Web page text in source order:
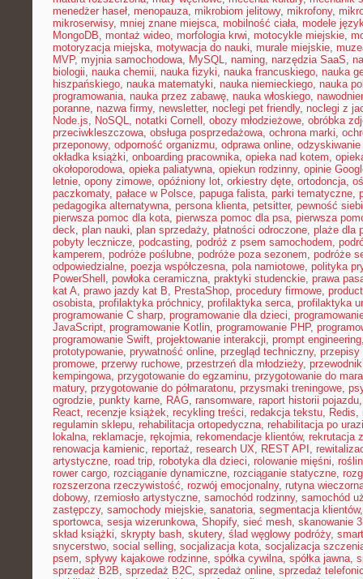
menedżer haseł, menopauza, mikrobiom jelitowy, mikrofony,
mikroserwisy, mniej znane miejsca, mobilność ciała, modele
MongoDB, montaż wideo, morfologia krwi, motocykle miejskie,
motoryzacja miejska, motywacja do nauki, murale miejskie,
MVP, myjnia samochodowa, MySQL, naming, narzędzia SaaS,
biologii, nauka chemii, nauka fizyki, nauka francuskiego, nauka
hiszpańskiego, nauka matematyki, nauka niemieckiego, nauka
programowania, nauka przez zabawę, nauka włoskiego,
poranne, nazwa firmy, newsletter, noclegi pet friendly, noclegi z
Node.js, NoSQL, notatki Cornell , obozy młodzieżowe, obróbka
przeciwkleszczowa, obsługa posprzedażowa, ochrona marki,
przeponowy, odporność organizmu, odprawa online,
okładka książki, onboarding pracownika, opieka nad kotem,
okołoporodowa, opieka paliatywna, opiekun rodzinny, opinie
letnie, opony zimowe, opóźniony lot, orkiestry dęte, ortodoncja,
paczkomaty, pałace w Polsce, papuga falista, parki tematyczne,
pedagogika alternatywna, persona klienta, petsitter, pewność
pierwsza pomoc dla kota, pierwsza pomoc dla psa, pierwsza
deck, plan nauki, plan sprzedaży, płatności odroczone, plaże dla
pobyty lecznicze, podcasting, podróż z psem samochodem,
kamperem, podróże poślubne, podróże poza sezonem, podróże
odpowiedzialne, poezja współczesna, pola namiotowe, polityka
PowerShell , powłoka ceramiczna, praktyki studenckie, prawa
kat A, prawo jazdy kat B, PrestaShop, procedury firmowe,
osobista, profilaktyka próchnicy, profilaktyka serca, profilaktyka
programowanie C sharp, programowanie dla dzieci,
JavaScript, programowanie Kotlin, programowanie PHP,
programowanie Swift, projektowanie interakcji, prompt engineering
prototypowanie, prywatność online, przegląd techniczny, przepisy
promowe, przerwy ruchowe, przestrzeń dla młodzieży,
kempingowa, przygotowanie do egzaminu, przygotowanie do
matury, przygotowanie do półmaratonu, przysmaki treningowe,
ogrodzie, punkty karne, RAG, ransomware, raport historii pojazdu
React, recenzje książek, recykling treści, redakcja tekstu, Redis,
regulamin sklepu, rehabilitacja ortopedyczna, rehabilitacja po
lokalna, reklamacje, rękojmia, rekomendacje klientów, rekrutacja
renowacja kamienic, reportaż, research UX, REST API ,
artystyczne, road trip, robotyka dla dzieci, rolowanie mięśni,
rower cargo, rozciąganie dynamiczne, rozciąganie statyczne,
rozszerzona rzeczywistość, rozwój emocjonalny, rutyna
dobowy, rzemiosło artystyczne, samochód rodzinny, samochód
zastępczy, samochody miejskie, sanatoria, segmentacja klientów
sportowca, sesja wizerunkowa, Shopify, sieć mesh, skanowanie
skład książki, skrypty bash, skutery, ślad węglowy podróży,
snycerstwo, social selling, socjalizacja kota, socjalizacja
psem, spływy kajakowe rodzinne, spółka cywilna, spółka jawna,
sprzedaż B2B, sprzedaż B2C, sprzedaż online, sprzedaż